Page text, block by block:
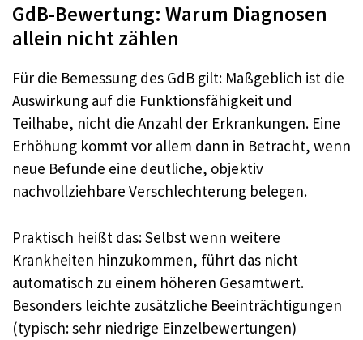
GdB-Bewertung: Warum Diagnosen
allein nicht zählen
Für die Bemessung des GdB gilt: Maßgeblich ist die
Auswirkung auf die Funktionsfähigkeit und
Teilhabe, nicht die Anzahl der Erkrankungen. Eine
Erhöhung kommt vor allem dann in Betracht, wenn
neue Befunde eine deutliche, objektiv
nachvollziehbare Verschlechterung belegen.
Praktisch heißt das: Selbst wenn weitere
Krankheiten hinzukommen, führt das nicht
automatisch zu einem höheren Gesamtwert.
Besonders leichte zusätzliche Beeinträchtigungen
(typisch: sehr niedrige Einzelbewertungen)